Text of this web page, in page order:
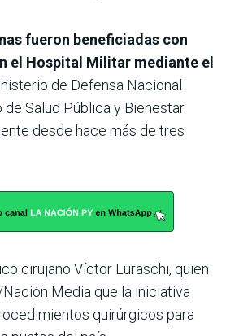
fueron beneficiadas con
el Hospital Militar mediante el
de Defensa Nacional
Salud Pública y Bienestar
desde hace más de tres
cirujano Víctor Luraschi, quien
Media que la iniciativa
quirúrgicos para